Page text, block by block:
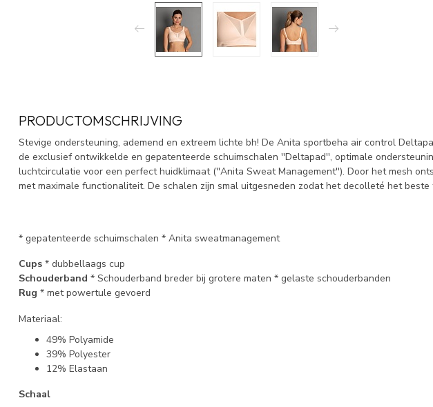
PRODUCTOMSCHRIJVING
Stevige ondersteuning, ademend en extreem lichte bh! De Anita sportbeha air control
de exclusief ontwikkelde en gepatenteerde schuimschalen ''Deltapad'', optimale
luchtcirculatie voor een perfect huidklimaat (''Anita Sweat Management''). Door het mesh
met maximale functionaliteit. De schalen zijn smal uitgesneden zodat het decolleté het
* gepatenteerde schuimschalen * Anita sweatmanagement
Cups * dubbellaags cup
Schouderband * Schouderband breder bij grotere maten * gelaste schouderbanden
Rug * met powertule gevoerd
Materiaal:
49% Polyamide
39% Polyester
12% Elastaan
Schaal